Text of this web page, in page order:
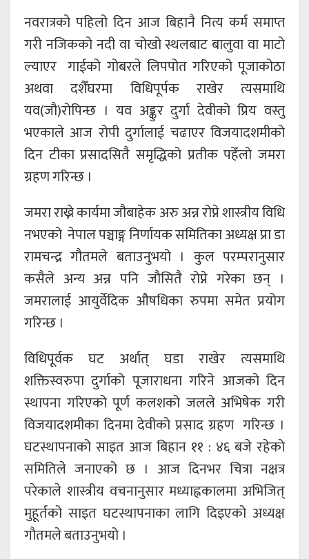
नवरात्रको पहिलो दिन आज बिहानै नित्य कर्म समाप्त
गरी नजिकको नदी वा चोखो स्थलबाट बालुवा वा माटो
ल्याएर गाईको गोबरले लिपपोत गरिएको पूजाकोठा
अथवा दशैँघरमा विधिपूर्पक राखेर त्यसमाथि
यव(जौ)रोपिन्छ । यव अङ्कुर दुर्गा देवीको प्रिय वस्तु
भएकाले आज रोपी दुर्गालाई चढाएर विजयादशमीको
दिन टीका प्रसादसितै समृद्धिको प्रतीक पहेँलो जमरा
ग्रहण गरिन्छ ।
जमरा राख्ने कार्यमा जौबाहेक अरु अन्न रोप्ने शास्त्रीय विधि
नभएको नेपाल पञ्चाङ्ग निर्णायक समितिका अध्यक्ष प्रा डा
रामचन्द्र गौतमले बताउनुभयो । कुल परम्परानुसार
कसैले अन्य अन्न पनि जौसितै रोप्ने गरेका छन् ।
जमरालाई आयुर्वेदिक औषधिका रुपमा समेत प्रयोग
गरिन्छ ।
विधिपूर्वक घट अर्थात् घडा राखेर त्यसमाथि
शक्तिस्वरुपा दुर्गाको पूजाराधना गरिने आजको दिन
स्थापना गरिएको पूर्ण कलशको जलले अभिषेक गरी
विजयादशमीका दिनमा देवीको प्रसाद ग्रहण गरिन्छ ।
घटस्थापनाको साइत आज बिहान ११ : ४६ बजे रहेको
समितिले जनाएको छ । आज दिनभर चित्रा नक्षत्र
परेकाले शास्त्रीय वचनानुसार मध्याह्नकालमा अभिजित्
मुहूर्तको साइत घटस्थापनाका लागि दिइएको अध्यक्ष
गौतमले बताउनुभयो ।